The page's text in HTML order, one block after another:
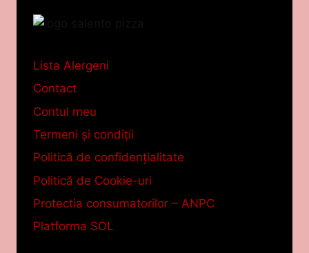
Lista Alergeni
Contact
Contul meu
Termeni și condiții
Politică de confidențialitate
Politică de Cookie-uri
Protectia consumatorilor – ANPC
Platforma SOL